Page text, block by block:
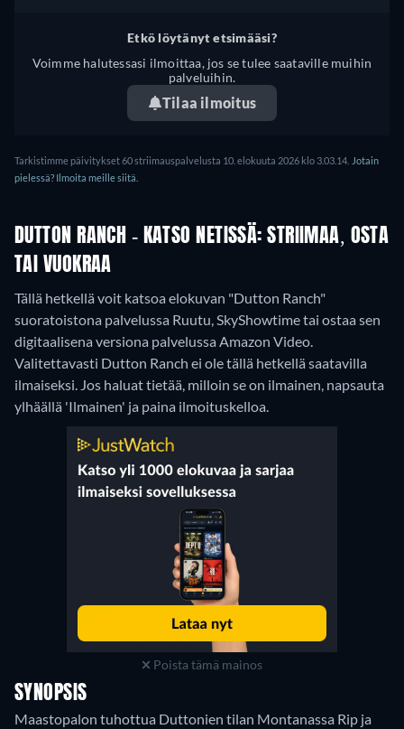
Etkö löytänyt etsimääsi?
Voimme halutessasi ilmoittaa, jos se tulee saataville muihin
palveluihin.
Tilaa ilmoitus
Tarkistimme päivitykset 60 striimauspalvelusta 10. elokuuta 2026 klo 3.03.14. Jotain
pielessä? Ilmoita meille siitä.
DUTTON RANCH - KATSO NETISSÄ: STRIIMAA, OSTA
TAI VUOKRAA
Tällä hetkellä voit katsoa elokuvan "Dutton Ranch"
suoratoistona palvelussa Ruutu, SkyShowtime tai ostaa sen
digitaalisena versiona palvelussa Amazon Video.
Valitettavasti Dutton Ranch ei ole tällä hetkellä saatavilla
ilmaiseksi. Jos haluat tietää, milloin se on ilmainen, napsauta
ylhäällä 'Ilmainen' ja paina ilmoituskelloa.
Poista tämä mainos
SYNOPSIS
Maastopalon tuhottua Duttonien tilan Montanassa Rip ja